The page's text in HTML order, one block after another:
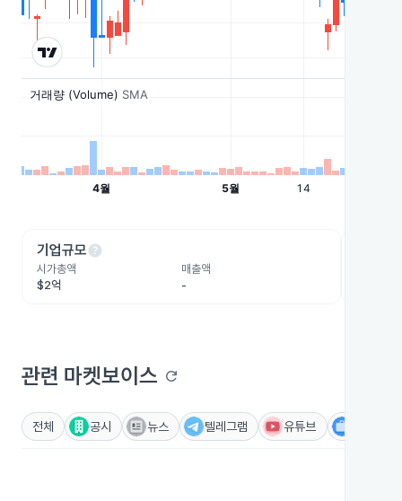
기업규모help
시가총액
$2억
매출액
-
관련 마켓보이스 refresh
전체 공시 뉴스 텔레그램 유튜브